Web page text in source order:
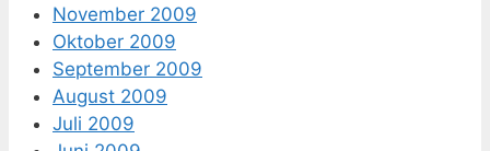
November 2009
Oktober 2009
September 2009
August 2009
Juli 2009